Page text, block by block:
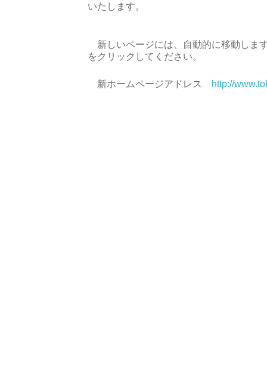
いたします。
新しいページには、自動的に移動しま
をクリックしてください。
新ホームページアドレス http://